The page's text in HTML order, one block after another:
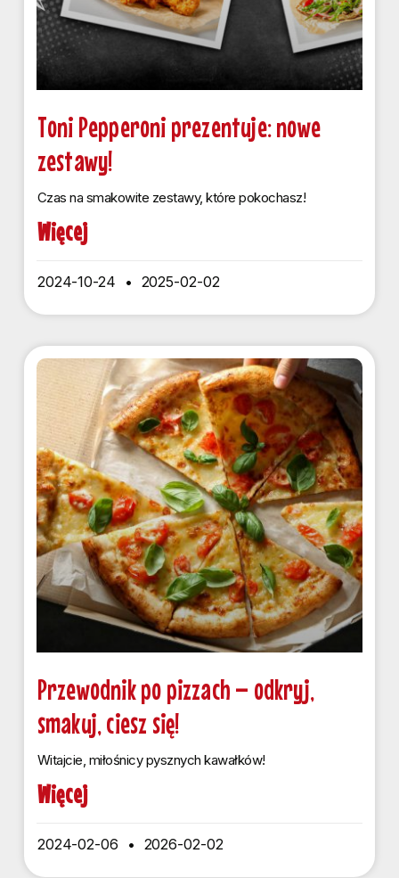
Toni Pepperoni prezentuje: nowe
zestawy!
Czas na smakowite zestawy, które pokochasz!
Więcej
2024-10-24 2025-02-02
Przewodnik po pizzach – odkryj,
smakuj, ciesz się!
Witajcie, miłośnicy pysznych kawałków!
Więcej
2024-02-06 2026-02-02